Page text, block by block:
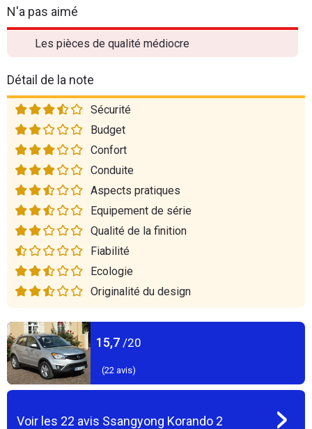
N'a pas aimé
Les pièces de qualité médiocre
Détail de la note
Sécurité
Budget
Confort
Conduite
Aspects pratiques
Equipement de série
Qualité de la finition
Fiabilité
Ecologie
Originalité du design
15,7 /20
(22 avis)
Voir les 22 avis Ssangyong Korando 2